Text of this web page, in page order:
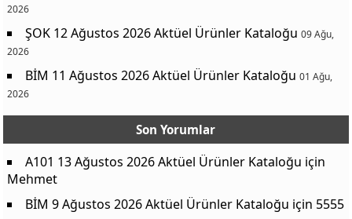
2026
ŞOK 12 Ağustos 2026 Aktüel Ürünler Kataloğu 09 Ağu,
2026
BİM 11 Ağustos 2026 Aktüel Ürünler Kataloğu 01 Ağu,
2026
Son Yorumlar
A101 13 Ağustos 2026 Aktüel Ürünler Kataloğu için
Mehmet
BİM 9 Ağustos 2026 Aktüel Ürünler Kataloğu için 5555